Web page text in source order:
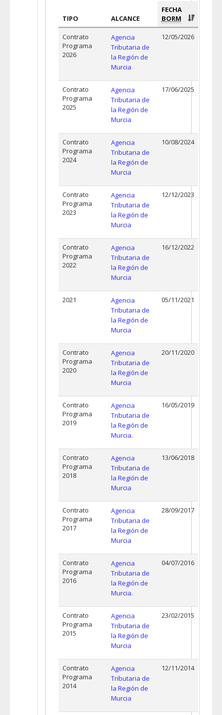
TIPO ALCANCE
FECHA
BORM
Contrato
Programa
2026
Agencia
Tributaria de
la Región de
Murcia
12/05/2026
Contrato
Programa
2025
Agencia
Tributaria de
la Región de
Murcia
17/06/2025
Contrato
Programa
2024
Agencia
Tributaria de
la Región de
Murcia
10/08/2024
Contrato
Programa
2023
Agencia
Tributaria de
la Región de
Murcia
12/12/2023
Contrato
Programa
2022
Agencia
Tributaria de
la Región de
Murcia
16/12/2022
2021
Agencia
Tributaria de
la Región de
Murcia
05/11/2021
Contrato
Programa
2020
Agencia
Tributaria de
la Región de
Murcia
20/11/2020
Contrato
Programa
2019
Agencia
Tributaria de
la Región de
Murcia.
16/05/2019
Contrato
Programa
2018
Agencia
Tributaria de
la Región de
Murcia
13/06/2018
Contrato
Programa
2017
Agencia
Tributaria de
la Región de
Murcia
28/09/2017
Contrato
Programa
2016
Agencia
Tributaria de
la Región de
Murcia.
04/07/2016
Contrato
Programa
2015
Agencia
Tributaria de
la Región de
Murcia
23/02/2015
Contrato
Programa
2014
Agencia
Tributaria de
la Región de
Murcia
12/11/2014